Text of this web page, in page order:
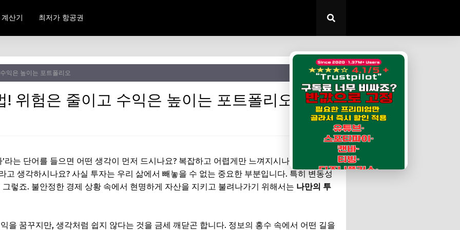
산기 최저가 항공권
익은 높이는 포트폴리오
! 위험은 줄이고 수익은 높이는 포트폴리오
라는 단어를 들으면 어떤 생각이 먼저 드시나요? 복잡하고 어렵게만 느껴지시나요? 아니면 왠
고 생각하시나요? 사실 투자는 우리 삶에서 빼놓을 수 없는 중요한 부분입니다. 특히 변동성
렇죠. 불안정한 경제 상황 속에서 현명하게 자산을 지키고 불려나가기 위해서는 나만의 투
을 꿈꾸지만, 생각처럼 쉽지 않다는 것을 금세 깨닫곤 합니다. 정보의 홍수 속에서 어떤 길을